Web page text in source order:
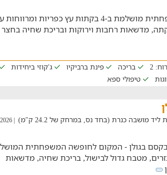
חופשה משפחתית מושלמת ב-4 בקתות עץ כפריות
מדשאות רחבות וירוקות ובריכת שחיה בחצר
2
בריכה פינת ברביקיו ג'קוזי ביחידות
טיפולי ספא
מושבה כנרת (בחד נס, במרחק של 24.2 ק"מ) | 04/08/2026
בקסם בגולן - המקום לחופשה המשפחתית
מטבח גדול לבישול, בריכת שחיה, מדשאות